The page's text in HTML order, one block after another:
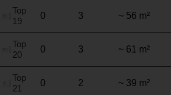
Top
19
0 3 ~ 56 m²
Top
20
0 3 ~ 61 m²
Top
21
0 2 ~ 39 m²